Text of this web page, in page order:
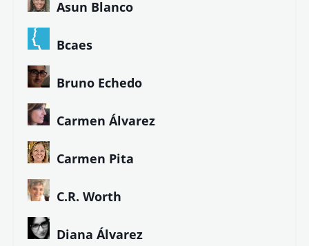
Asun Blanco
Bcaes
Bruno Echedo
Carmen Álvarez
Carmen Pita
C.R. Worth
Diana Álvarez